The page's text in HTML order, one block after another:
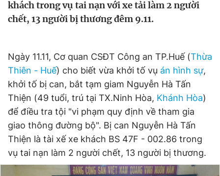
Sản phẩm khác
Thông tin tòa soạn Liên hệ quảng cáo
Đọc Thanh Niên trên điện thoại
khách trong vụ tai nạn với xe tải làm 2 người
chết, 13 người bị thương đêm 9.11.
Ngày 11.11, Cơ quan CSĐT Công an TP.Huế (Thừa
Thiên - Huế) cho biết vừa khởi tố vụ án hình sự,
khởi tố bị can, bắt tạm giam Nguyễn Hà Tấn
Thiện (49 tuổi, trú tại TX.Ninh Hòa, Khánh Hòa)
để điều tra tội "vi phạm quy định về tham gia
giao thông đường bộ". Bị can Nguyễn Hà Tấn
Thiện là tài xế xe khách BS 47F - 002.86 trong
vụ tai nạn làm 2 người chết, 13 người bị thương.